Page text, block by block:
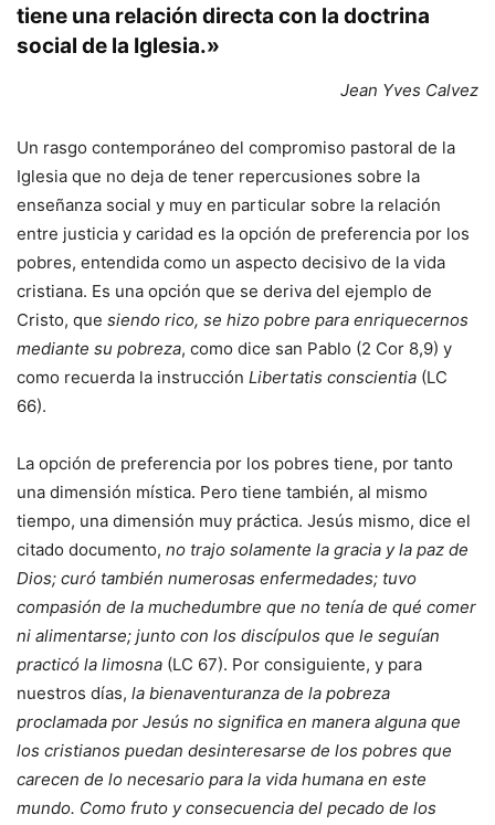
tiene una relación directa con la doctrina
social de la Iglesia.»
Jean Yves Calvez
Un rasgo contemporáneo del compromiso pastoral de la
Iglesia que no deja de tener repercusiones sobre la
enseñanza social y muy en particular sobre la relación
entre justicia y caridad es la opción de preferencia por los
pobres, entendida como un aspecto decisivo de la vida
cristiana. Es una opción que se deriva del ejemplo de
Cristo, que siendo rico, se hizo pobre para enriquecernos
mediante su pobreza, como dice san Pablo (2 Cor 8,9) y
como recuerda la instrucción Libertatis conscientia (LC
66).
La opción de preferencia por los pobres tiene, por tanto
una dimensión mística. Pero tiene también, al mismo
tiempo, una dimensión muy práctica. Jesús mismo, dice el
citado documento, no trajo solamente la gracia y la paz de
Dios; curó también numerosas enfermedades; tuvo
compasión de la muchedumbre que no tenía de qué comer
ni alimentarse; junto con los discípulos que le seguían
practicó la limosna (LC 67). Por consiguiente, y para
nuestros días, la bienaventuranza de la pobreza
proclamada por Jesús no significa en manera alguna que
los cristianos puedan desinteresarse de los pobres que
carecen de lo necesario para la vida humana en este
mundo. Como fruto y consecuencia del pecado de los